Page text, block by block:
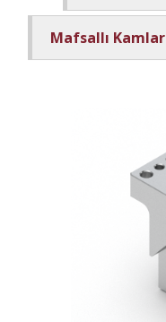
Mafsallı Kamlar